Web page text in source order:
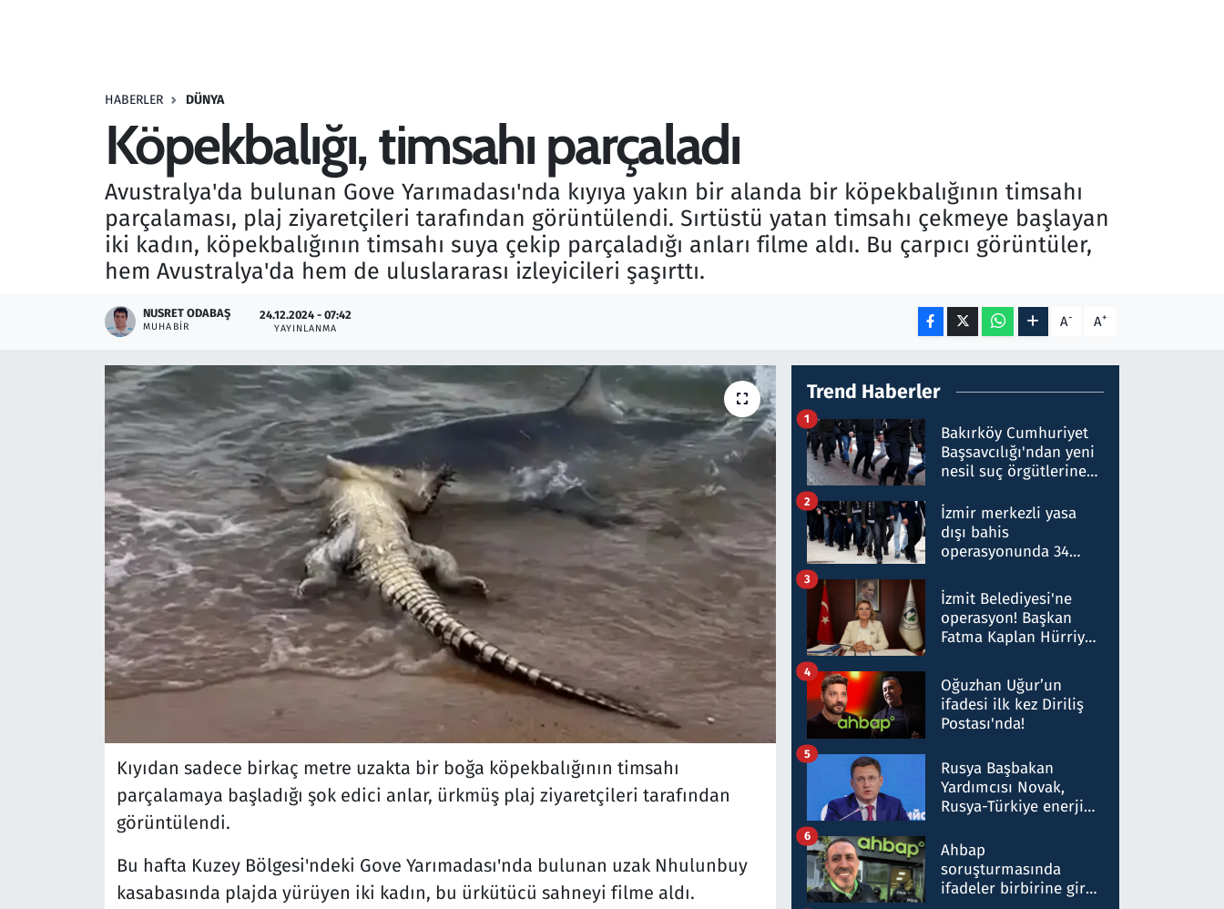
HABERLER DÜNYA
Köpekbalığı, timsahı parçaladı
Avustralya'da bulunan Gove Yarımadası'nda kıyıya yakın bir alanda bir köpekbalığının timsahı
parçalaması, plaj ziyaretçileri tarafından görüntülendi. Sırtüstü yatan timsahı çekmeye başlayan
iki kadın, köpekbalığının timsahı suya çekip parçaladığı anları filme aldı. Bu çarpıcı görüntüler,
hem Avustralya'da hem de uluslararası izleyicileri şaşırttı.
NUSRET ODABAŞ
MUHABIR
24.12.2024 - 07:42
YAYINLANMA A- A+
Kıyıdan sadece birkaç metre uzakta bir boğa köpekbalığının timsahı
parçalamaya başladığı şok edici anlar, ürkmüş plaj ziyaretçileri tarafından
görüntülendi.
Bu hafta Kuzey Bölgesi'ndeki Gove Yarımadası'nda bulunan uzak Nhulunbuy
kasabasında plajda yürüyen iki kadın, bu ürkütücü sahneyi filme aldı.
Trend Haberler
Bakırköy Cumhuriyet
Başsavcılığı'ndan yeni
nesil suç örgütlerine
hakkında gözaltı kararı
1
İzmir merkezli yasa
dışı bahis
operasyonunda 34
Milyar liralık para
trafiği tespit edildi
2
İzmit Belediyesi'ne
operasyon! Başkan
Fatma Kaplan Hürriyet
3
Oğuzhan Uğur’un
ifadesi ilk kez Diriliş
Postası'nda!
4
Rusya Başbakan
Yardımcısı Novak,
Rusya-Türkiye enerji
nitelikte olduğunu
belirtti
5
Ahbap
soruşturmasında
ifadeler birbirine girdi:
6
Savunma Sanayi
Seçim 2023
Teknoloji ve Bilim
Televizyon